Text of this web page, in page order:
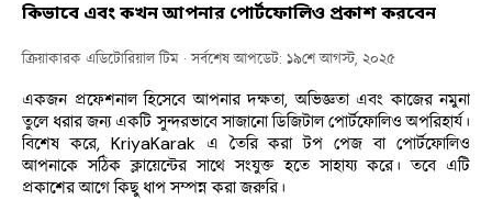
কিভাবে এবং কখন আপনার পোর্টফোলিও প্রকাশ করবেন
ক্রিয়াকারক এডিটোরিয়াল টিম · সর্বশেষ আপডেট: ১৯শে আগস্ট, ২০২৫
একজন প্রফেশনাল হিসেবে আপনার দক্ষতা, অভিজ্ঞতা এবং কাজের নমুনা
তুলে ধরার জন্য একটি সুন্দরভাবে সাজানো ডিজিটাল পোর্টফোলিও অপরিহার্য।
বিশেষ করে, KriyaKarak এ তৈরি করা টপ পেজ বা পোর্টফোলিও
আপনাকে সঠিক ক্লায়েন্টের সাথে সংযুক্ত হতে সাহায্য করে। তবে এটি
প্রকাশের আগে কিছু ধাপ সম্পন্ন করা জরুরি।